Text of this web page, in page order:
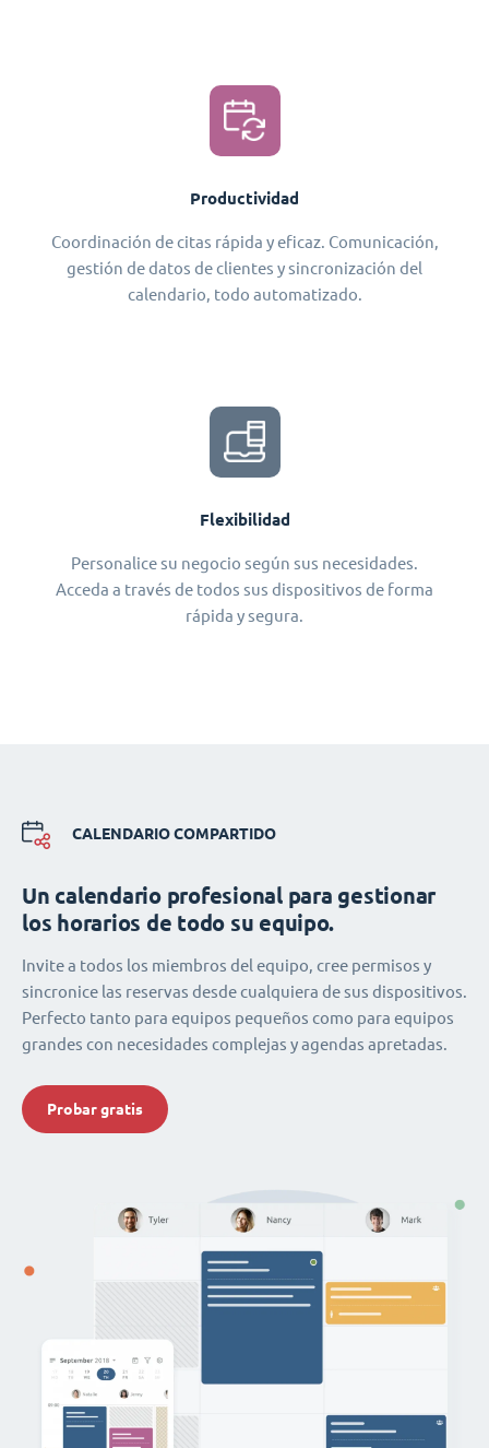
Productividad
Coordinación de citas rápida y eficaz. Comunicación,
gestión de datos de clientes y sincronización del
calendario, todo automatizado.
Flexibilidad
Personalice su negocio según sus necesidades.
Acceda a través de todos sus dispositivos de forma
rápida y segura.
CALENDARIO COMPARTIDO
Un calendario profesional para gestionar
los horarios de todo su equipo.
Invite a todos los miembros del equipo, cree permisos y
sincronice las reservas desde cualquiera de sus dispositivos.
Perfecto tanto para equipos pequeños como para equipos
grandes con necesidades complejas y agendas apretadas.
Probar gratis